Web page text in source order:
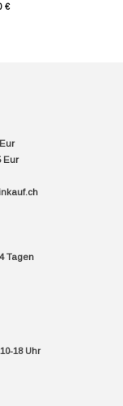
€
Eur
Tagen
18 Uhr